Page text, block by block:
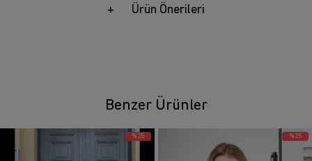
Ürün Önerileri
Benzer Ürünler
%25 %25